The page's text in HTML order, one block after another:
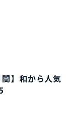
間】和から人気